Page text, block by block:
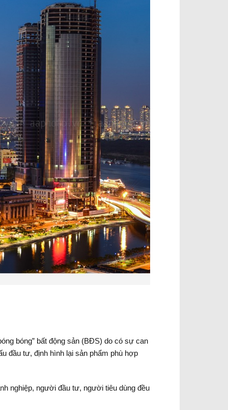
bóng” bất động sản (BĐS) do có sự can
đầu tư, định hình lại sản phẩm phù hợp
nghiệp, người đầu tư, người tiêu dùng đều